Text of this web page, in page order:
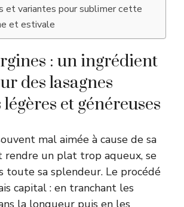
et variantes pour sublimer cette
et estivale
: un ingrédient
des lasagnes
et généreuses
mal aimée à cause de sa
rendre un plat trop aqueux, se
toute sa splendeur. Le procédé
capital : en tranchant les
la longueur puis en les